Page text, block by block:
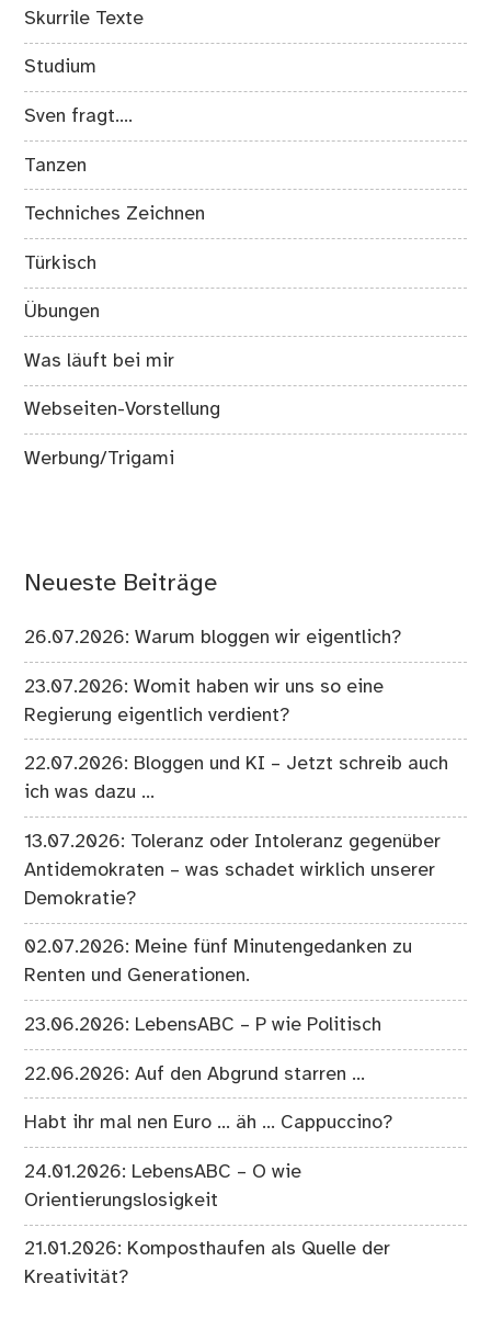
Skurrile Texte
Studium
Sven fragt….
Tanzen
Techniches Zeichnen
Türkisch
Übungen
Was läuft bei mir
Webseiten-Vorstellung
Werbung/Trigami
Neueste Beiträge
26.07.2026: Warum bloggen wir eigentlich?
23.07.2026: Womit haben wir uns so eine
Regierung eigentlich verdient?
22.07.2026: Bloggen und KI – Jetzt schreib auch
ich was dazu …
13.07.2026: Toleranz oder Intoleranz gegenüber
Antidemokraten – was schadet wirklich unserer
Demokratie?
02.07.2026: Meine fünf Minutengedanken zu
Renten und Generationen.
23.06.2026: LebensABC – P wie Politisch
22.06.2026: Auf den Abgrund starren …
Habt ihr mal nen Euro … äh … Cappuccino?
24.01.2026: LebensABC – O wie
Orientierungslosigkeit
21.01.2026: Komposthaufen als Quelle der
Kreativität?